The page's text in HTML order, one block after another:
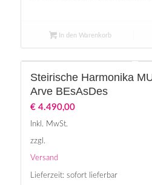
In den Warenkorb
Steirische Harmonika
Arve BEsAsDes
€4.490,00
Inkl. MwSt.
zzgl.
Versand
Lieferzeit: sofort lieferbar